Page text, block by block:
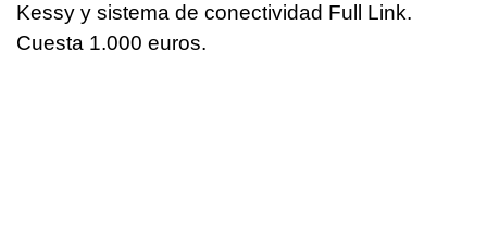
Kessy y sistema de conectividad Full Link.
Cuesta 1.000 euros.